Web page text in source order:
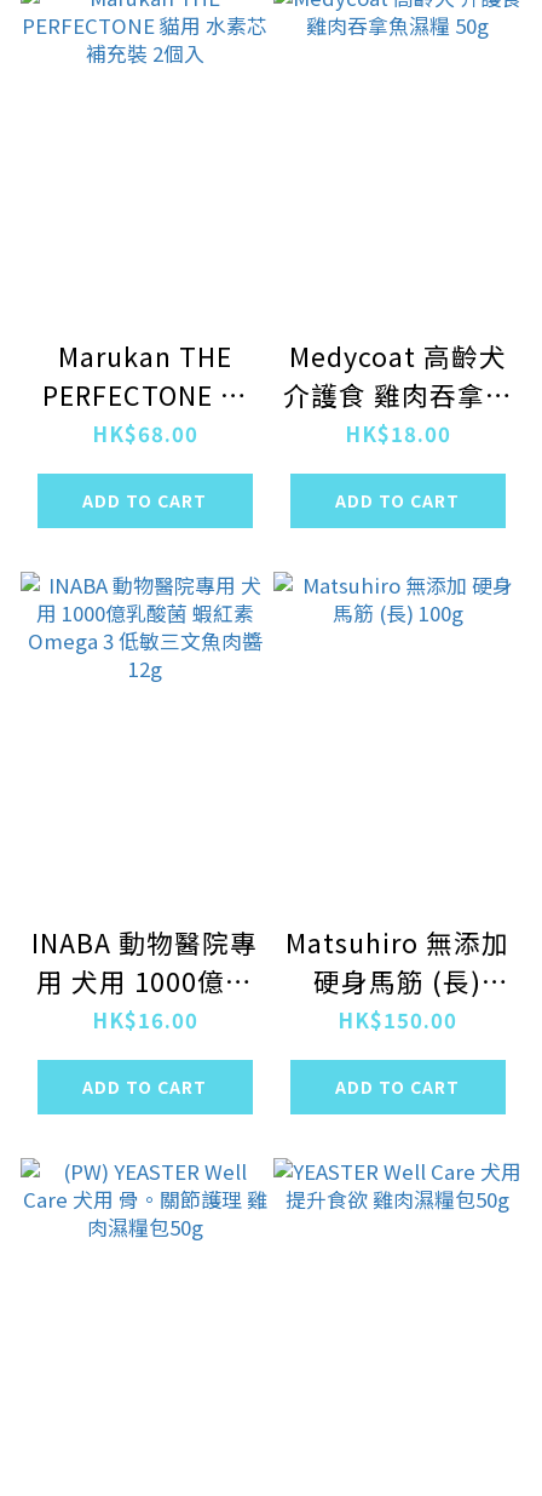
Marukan THE
PERFECTONE 貓
用 水素芯補充裝 2
個入
HK$68.00
ADD TO CART
Medycoat 高齡犬
介護食 雞肉吞拿魚
濕糧 50g
HK$18.00
ADD TO CART
INABA 動物醫院專
用 犬用 1000億乳
酸菌 蝦紅素
Omega 3 低敏三
文魚肉醬 12g
HK$16.00
ADD TO CART
Matsuhiro 無添加
硬身馬筋 (長)
100g
HK$150.00
ADD TO CART